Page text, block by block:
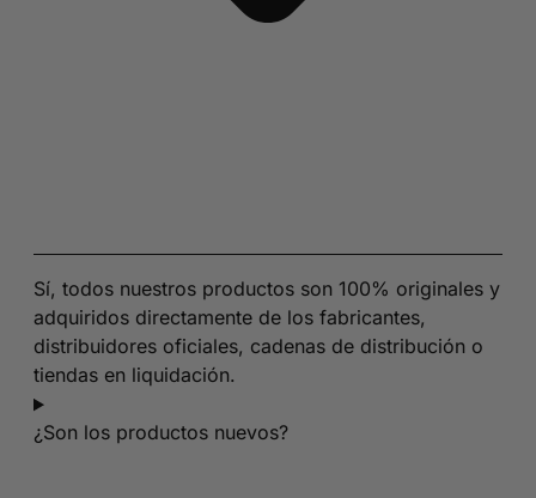
Sí, todos nuestros productos son 100% originales y
adquiridos directamente de los fabricantes,
distribuidores oficiales, cadenas de distribución o
tiendas en liquidación.
¿Son los productos nuevos?